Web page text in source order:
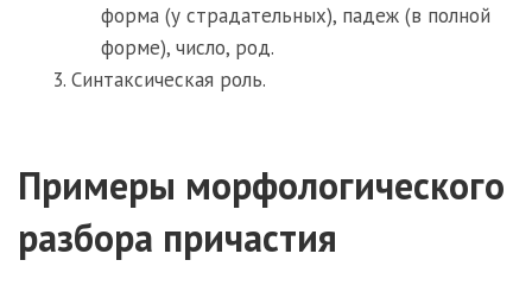
форма (у страдательных), падеж (в полной
форме), число, род.
Синтаксическая роль.
Примеры морфологического
разбора причастия